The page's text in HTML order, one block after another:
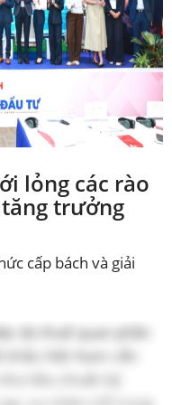
lỏng các rào
trưởng
cấp bách và giải
dù thuế quan phần
Việt Nam vẫn
tiêu chuẩn kỹ